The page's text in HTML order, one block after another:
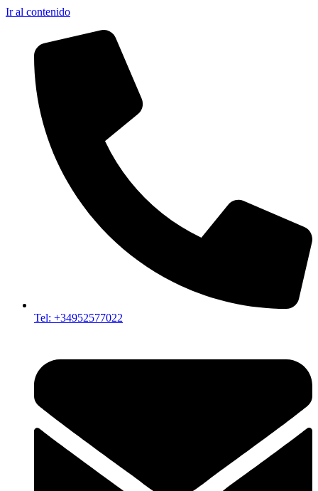
Ir al contenido
Tel: +34952577022